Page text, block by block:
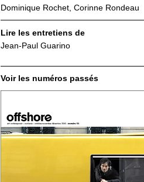
Dominique Rochet, Corinne Rondeau
Lire les entretiens de
Jean-Paul Guarino
Voir les numéros passés